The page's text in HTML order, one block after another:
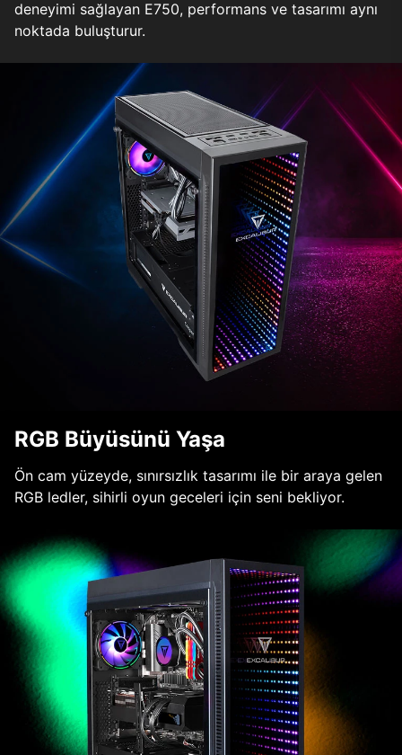
deneyimi sağlayan E750, performans ve tasarımı aynı
noktada buluşturur.
RGB Büyüsünü Yaşa
Ön cam yüzeyde, sınırsızlık tasarımı ile bir araya gelen
RGB ledler, sihirli oyun geceleri için seni bekliyor.